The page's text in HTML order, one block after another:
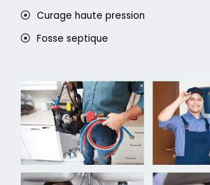
Curage haute pression
Fosse septique